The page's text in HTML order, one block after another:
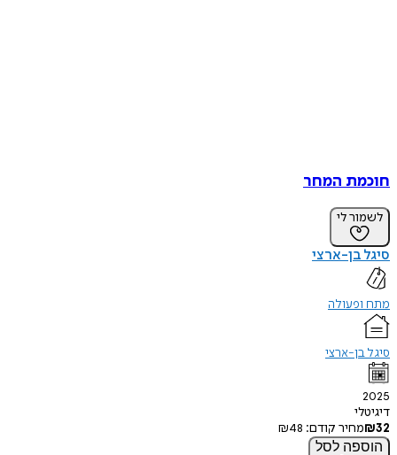
חוכמת המחר
לשמור לי
סיגל בן-ארצי
מתח ופעולה
סיגל בן-ארצי
2025
דיגיטלי
₪32 מחיר קודם: ₪48
הוספה לסל